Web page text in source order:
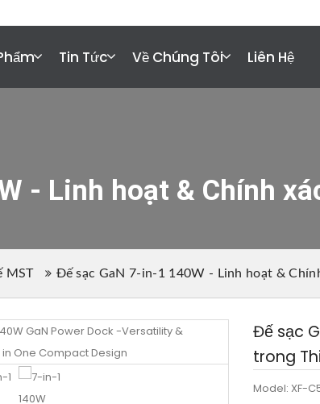
Tin Tức Về Chúng Tôi Liên Hệ
- Linh hoạt & Chính
MST Đế sạc GaN 7-in-1 140W - Linh hoạt &
Đế sạc
trong
Model: XF-